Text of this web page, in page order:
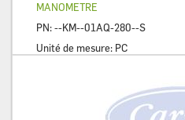
MANOMETRE
PN:--KM--01AQ-280--S
Unité de mesure: PC